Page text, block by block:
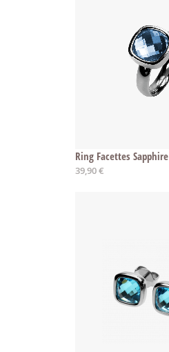
Ring Facettes Sapphire
39,90 €